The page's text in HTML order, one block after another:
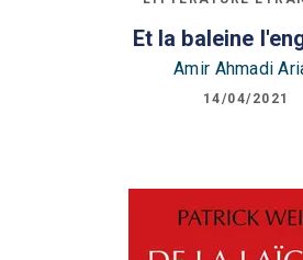
Et la baleine
Amir Ahmadi
14/04/2021